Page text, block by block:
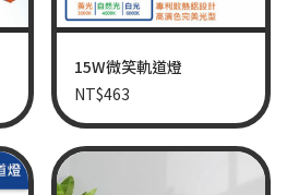
15W微笑軌道燈
NT$463